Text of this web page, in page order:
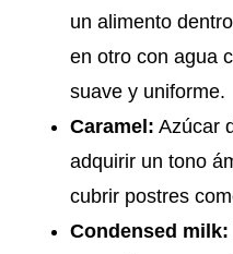
un alimento
en otro con agua
suave y uniforme.
Caramel: Azúcar
adquirir un tono
cubrir postres
Condensed milk: